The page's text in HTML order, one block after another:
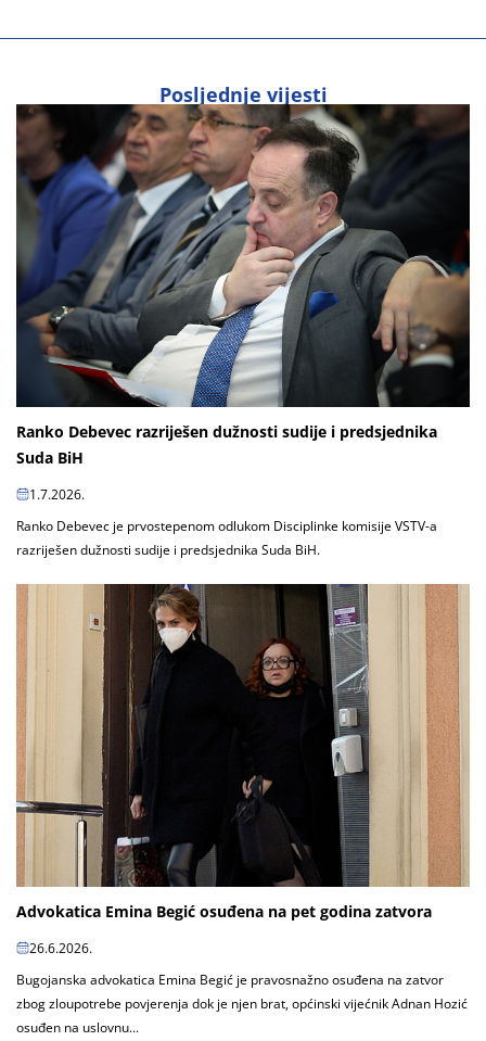
Posljednje vijesti
Ranko Debevec razriješen dužnosti sudije i predsjednika
Suda BiH
1.7.2026.
Ranko Debevec je prvostepenom odlukom Disciplinke komisije VSTV-a
razriješen dužnosti sudije i predsjednika Suda BiH.
Advokatica Emina Begić osuđena na pet godina zatvora
26.6.2026.
Bugojanska advokatica Emina Begić je pravosnažno osuđena na zatvor
zbog zloupotrebe povjerenja dok je njen brat, općinski vijećnik Adnan Hozić
osuđen na uslovnu...